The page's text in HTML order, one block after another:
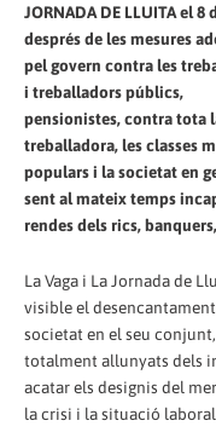
JORNADA DE LLUITA el 8
després de les mesures
pel govern contra les
i treballadors públics,
pensionistes, contra tota
treballadora, les classes
populars i la societat en
sent al mateix temps
rendes dels rics,
La Vaga i La Jornada de
visible el
societat en el seu
totalment allunyats dels
acatar els designis del
la crisi i la situació